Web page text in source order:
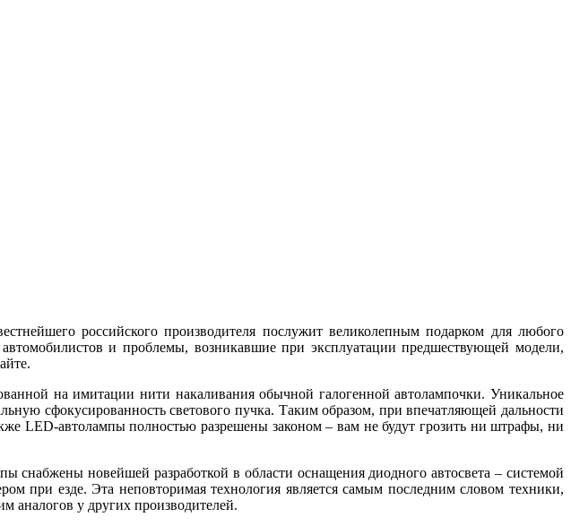
российского производителя послужит великолепным подарком для любого
и проблемы, возникавшие при эксплуатации предшествующей модели,
на имитации нити накаливания обычной галогенной автолампочки. Уникальное
сфокусированность светового пучка. Таким образом, при впечатляющей дальности
LED-автолампы полностью разрешены законом – вам не будут грозить ни штрафы, ни
снабжены новейшей разработкой в области оснащения диодного автосвета – системой
при езде. Эта неповторимая технология является самым последним словом техники,
аналогов у других производителей.